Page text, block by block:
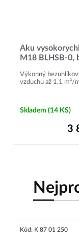
Aku
M18 BLHSB-0,
Výkonný
vzduchu až 1,1 m³/
Skladem (14 KS)
3
Kód: K 87 01 250